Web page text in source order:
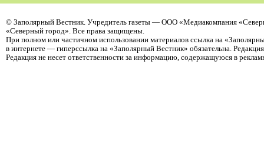
© Заполярный Вестник. Учредитель газеты — ООО «Медиакомпания
«Северный город». Все права защищены.
При полном или частичном использовании материалов ссылка на
в интернете — гиперссылка на «Заполярный Вестник» обязательна.
Редакция не несет ответственности за информацию, содержащуюся в